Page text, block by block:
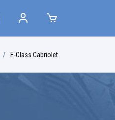
E-Class Cabriolet